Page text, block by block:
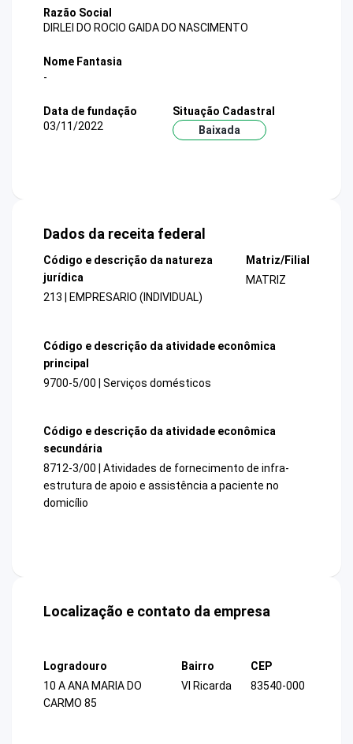
Razão Social
DIRLEI DO ROCIO GAIDA DO NASCIMENTO
Nome Fantasia
-
Data de fundação
03/11/2022
Situação Cadastral
Baixada
Dados da receita federal
Código e descrição da natureza
jurídica
213 | EMPRESARIO (INDIVIDUAL)
Matriz/Filial
MATRIZ
Código e descrição da atividade econômica
principal
9700-5/00 | Serviços domésticos
Código e descrição da atividade econômica
secundária
8712-3/00 | Atividades de fornecimento de infra-
estrutura de apoio e assistência a paciente no
domicílio
Localização e contato da empresa
Logradouro
10 A ANA MARIA DO
CARMO 85
Bairro
Vl Ricarda
CEP
83540-000